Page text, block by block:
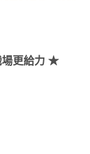
場更給力 ★